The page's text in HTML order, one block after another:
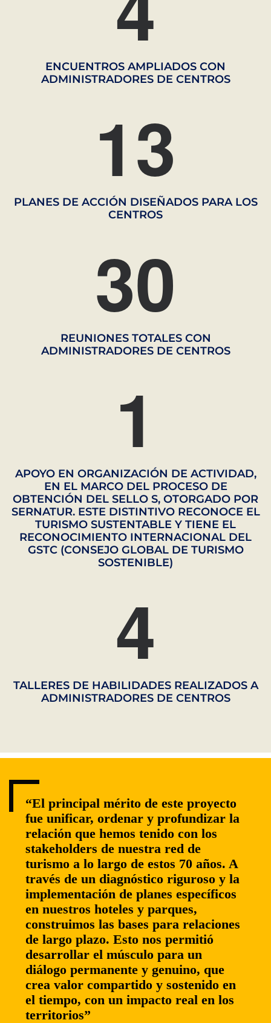
ENCUENTROS AMPLIADOS CON
ADMINISTRADORES DE CENTROS
13
PLANES DE ACCIÓN DISEÑADOS PARA LOS
CENTROS
30
REUNIONES TOTALES CON
ADMINISTRADORES DE CENTROS
1
APOYO EN ORGANIZACIÓN DE ACTIVIDAD,
EN EL MARCO DEL PROCESO DE
OBTENCIÓN DEL SELLO S, OTORGADO POR
SERNATUR. ESTE DISTINTIVO RECONOCE EL
TURISMO SUSTENTABLE Y TIENE EL
RECONOCIMIENTO INTERNACIONAL DEL
GSTC (CONSEJO GLOBAL DE TURISMO
SOSTENIBLE)
4
TALLERES DE HABILIDADES REALIZADOS A
ADMINISTRADORES DE CENTROS
“El principal mérito de este proyecto
fue unificar, ordenar y profundizar la
relación que hemos tenido con los
stakeholders de nuestra red de
turismo a lo largo de estos 70 años. A
través de un diagnóstico riguroso y la
implementación de planes específicos
en nuestros hoteles y parques,
construimos las bases para relaciones
de largo plazo. Esto nos permitió
desarrollar el músculo para un
diálogo permanente y genuino, que
crea valor compartido y sostenido en
el tiempo, con un impacto real en los
territorios”